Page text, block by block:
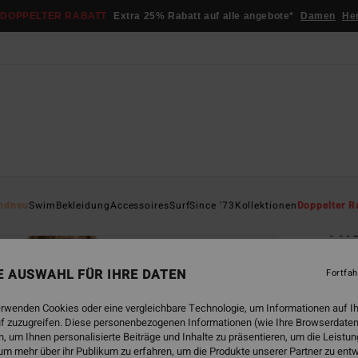
DOPPELTER RABATT Extra 25% Rabatt auf alle angebote* Damen
SwimBekleidungAccessoiresSurfSince '73KollektionenDoppelter
€
SALE
AUSWAHL FÜR IHRE DATEN
Cookies oder eine vergleichbare Technologie, um Informationen auf
zuzugreifen. Diese personenbezogenen Informationen (wie Ihre
um Ihnen personalisierte Beiträge und Inhalte zu präsentieren, um die
mehr über ihr Publikum zu erfahren, um die Produkte unserer Partner zu